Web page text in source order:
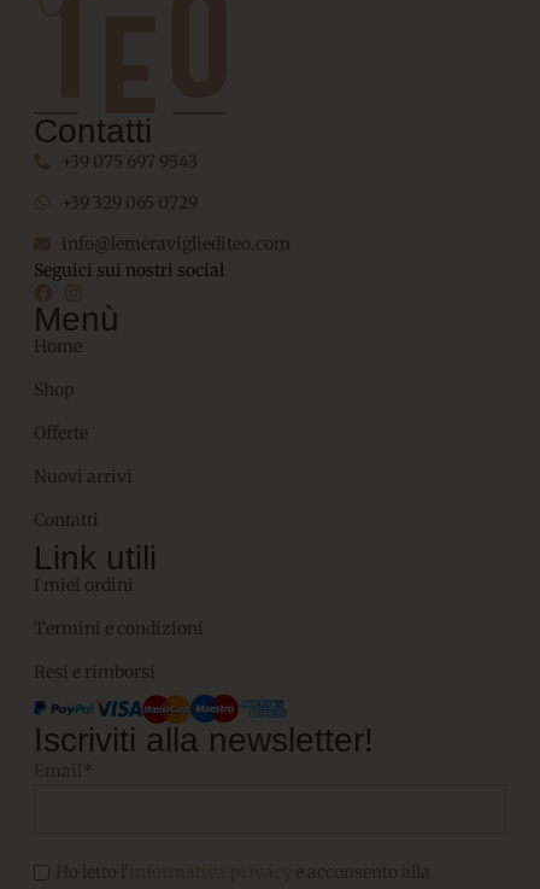
Contatti
+39 075 697 9543
+39 329 065 0729
info@lemeravigliediteo.com
Seguici sui nostri social
Menù
Home
Shop
Offerte
Nuovi arrivi
Contatti
Link utili
I miei ordini
Termini e condizioni
Resi e rimborsi
Iscriviti alla newsletter!